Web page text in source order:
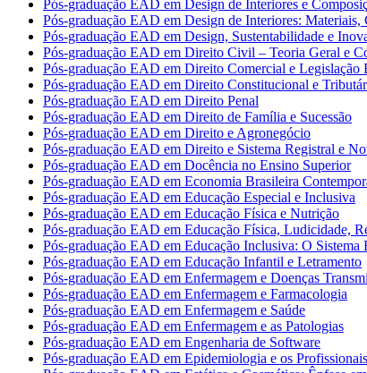
Pós-graduação EAD em Design de Interiores e
Pós-graduação EAD em Design de Interiores: Materiais,
Pós-graduação EAD em Design, Sustentabilidade e
Pós-graduação EAD em Direito Civil – Teoria Geral e
Pós-graduação EAD em Direito Comercial e Legislação
Pós-graduação EAD em Direito Constitucional e
Pós-graduação EAD em Direito Penal
Pós-graduação EAD em Direito de Família e Sucessão
Pós-graduação EAD em Direito e Agronegócio
Pós-graduação EAD em Direito e Sistema Registral e
Pós-graduação EAD em Docência no Ensino Superior
Pós-graduação EAD em Economia Brasileira
Pós-graduação EAD em Educação Especial e Inclusiva
Pós-graduação EAD em Educação Física e Nutrição
Pós-graduação EAD em Educação Física, Ludicidade,
Pós-graduação EAD em Educação Inclusiva: O Sistema
Pós-graduação EAD em Educação Infantil e Letramento
Pós-graduação EAD em Enfermagem e Doenças
Pós-graduação EAD em Enfermagem e Farmacologia
Pós-graduação EAD em Enfermagem e Saúde
Pós-graduação EAD em Enfermagem e as Patologias
Pós-graduação EAD em Engenharia de Software
Pós-graduação EAD em Epidemiologia e os